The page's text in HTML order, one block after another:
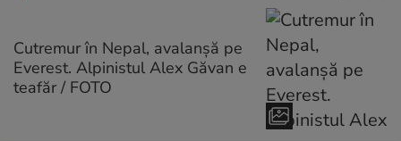
Cutremur în Nepal, avalanșă pe
Everest. Alpinistul Alex Găvan e
teafăr / FOTO